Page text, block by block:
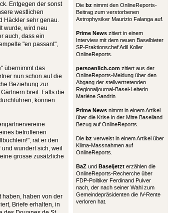
Entgegen der sonst
westlichen
Häckler sehr genau.
wurde, wird neu
auch, dass ein
"en passant",
übernimmt das
nun schon auf die
Beziehung zur
breit: Falls die
können
betroffenen
rät er den
wundert sich, weil
grosse zusätzliche
haben, haben von der
Briefe erhalten, in
Die bz nimmt den OnlineReports-
Beitrag zum verstorbenen
Astrophysiker Maurizio Falanga auf.
Prime News zitiert in einem
Interview mit dem neuen Baselbieter
SP-Fraktionschef Adil Koller
OnlineReports.
persoenlich.com zitiert aus der
OnlineReports-Meldung über den
Abgang der stellvertretenden
Regionaljournal-Basel-Leiterin
Marlène Sandrin.
Prime News nimmt in einem Artikel
über die Krise in der Mitte Baselland
Bezug auf OnlineReports.
Die bz verweist in einem Artikel über
Klima-Massnahmen auf
OnlineReports.
BaZ und Baseljetzt erzählen die
OnlineReports-Recherche über
FDP-Politiker Ferdinand Pulver
nach, der nach seiner Wahl zum
Gemeindepräsidenten die IV-Rente
verloren hat.